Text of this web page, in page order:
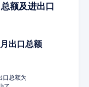
额及进出口
出口总额
口总额为